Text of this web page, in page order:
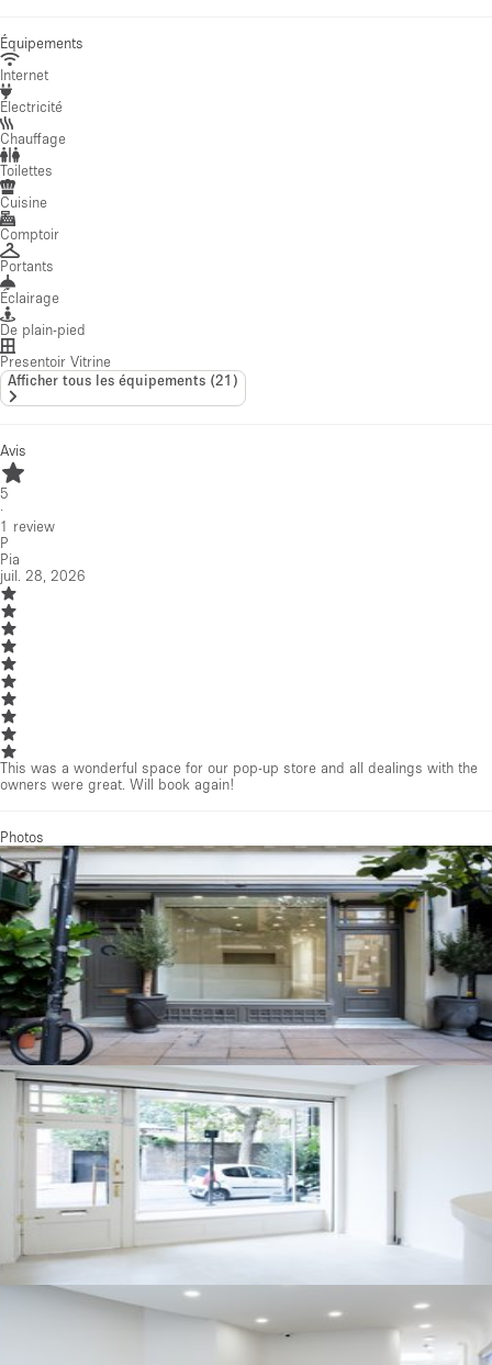
Équipements
Internet
Électricité
Chauffage
Toilettes
Cuisine
Comptoir
Portants
Éclairage
De plain-pied
Presentoir Vitrine
Afficher tous les équipements (21)
Avis
5
·
1 review
P
Pia
juil. 28, 2026
This was a wonderful space for our pop-up store and all dealings with the
owners were great. Will book again!
Photos